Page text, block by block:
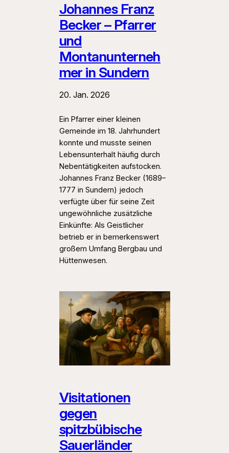
Johannes Franz
Becker – Pfarrer
und
Montanunterneh
mer in Sundern
20. Jan. 2026
Ein Pfarrer einer kleinen
Gemeinde im 18. Jahrhundert
konnte und musste seinen
Lebensunterhalt häufig durch
Nebentätigkeiten aufstocken.
Johannes Franz Becker (1689–
1777 in Sundern) jedoch
verfügte über für seine Zeit
ungewöhnliche zusätzliche
Einkünfte: Als Geistlicher
betrieb er in bemerkenswert
großem Umfang Bergbau und
Hüttenwesen.
Visitationen
gegen
spitzbübische
Sauerländer